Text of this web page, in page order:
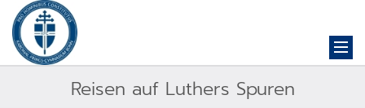
Reisen auf Luthers Spuren